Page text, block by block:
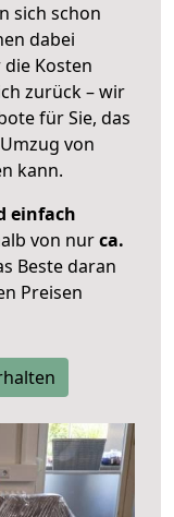
sich schon
dabei
Kosten
zurück – wir
für Sie, das
von
kann.
einfach
von nurca.
Beste daran
Preisen